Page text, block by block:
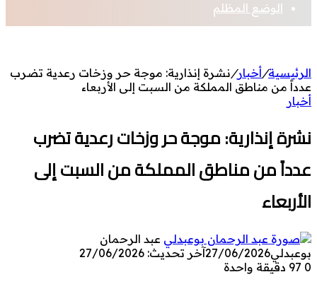
الوضع المظلم
الرئيسية/أخبار/نشرة إنذارية: موجة حر وزخات رعدية تضرب
عدداً من مناطق المملكة من السبت إلى الأربعاء
أخبار
نشرة إنذارية: موجة حر وزخات رعدية تضرب
عدداً من مناطق المملكة من السبت إلى
الأربعاء
عبد الرحمان
بوعبدلي27/06/2026آخر تحديث: 27/06/2026
0
دقيقة واحدة